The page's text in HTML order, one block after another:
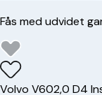
Fås med udvidet
Volvo V602,0 D4